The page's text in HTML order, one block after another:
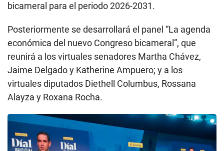
bicameral para el periodo 2026-2031.
Posteriormente se desarrollará el panel “La agenda
económica del nuevo Congreso bicameral”, que
reunirá a los virtuales senadores Martha Chávez,
Jaime Delgado y Katherine Ampuero; y a los
virtuales diputados Diethell Columbus, Rossana
Alayza y Roxana Rocha.